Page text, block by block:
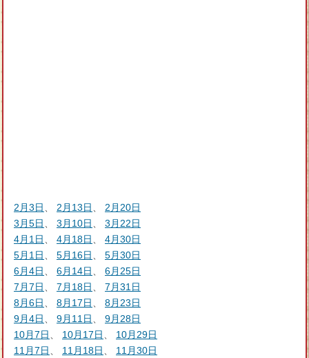
2月3日、 2月13日、 2月20日
3月5日、 3月10日、 3月22日
4月1日、 4月18日、 4月30日
5月1日、 5月16日、 5月30日
6月4日、 6月14日、 6月25日
7月7日、 7月18日、 7月31日
8月6日、 8月17日、 8月23日
9月4日、 9月11日、 9月28日
10月7日、 10月17日、 10月29日
11月7日、 11月18日、 11月30日